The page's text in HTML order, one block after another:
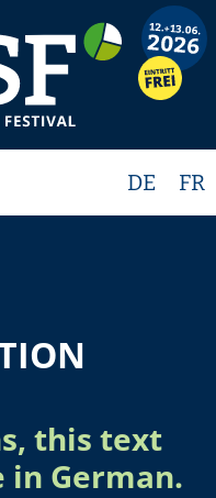
DE FR
this text
in German.